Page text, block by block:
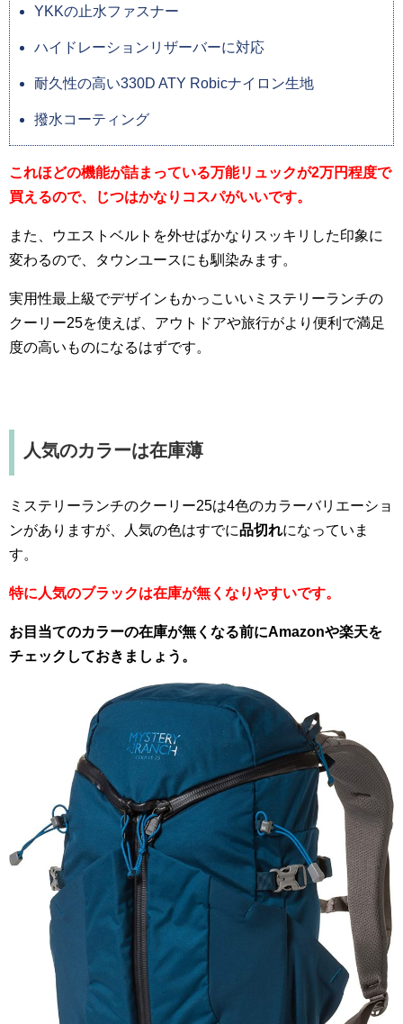
YKKの止水ファスナー
ハイドレーションリザーバーに対応
耐久性の高い330D ATY Robicナイロン生地
撥水コーティング
これほどの機能が詰まっている万能リュックが2万円程度で
買えるので、じつはかなりコスパがいいです。
また、ウエストベルトを外せばかなりスッキリした印象に
変わるので、タウンユースにも馴染みます。
実用性最上級でデザインもかっこいいミステリーランチの
クーリー25を使えば、アウトドアや旅行がより便利で満足
度の高いものになるはずです。
人気のカラーは在庫薄
ミステリーランチのクーリー25は4色のカラーバリエーショ
ンがありますが、人気の色はすでに品切れになっていま
す。
特に人気のブラックは在庫が無くなりやすいです。
お目当てのカラーの在庫が無くなる前にAmazonや楽天を
チェックしておきましょう。